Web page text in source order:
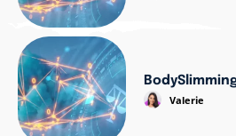
Valerie